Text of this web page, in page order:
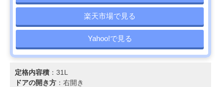
楽天市場で見る
Yahoo!で見る
定格内容積 ：31L
ドアの開き方 ：右開き